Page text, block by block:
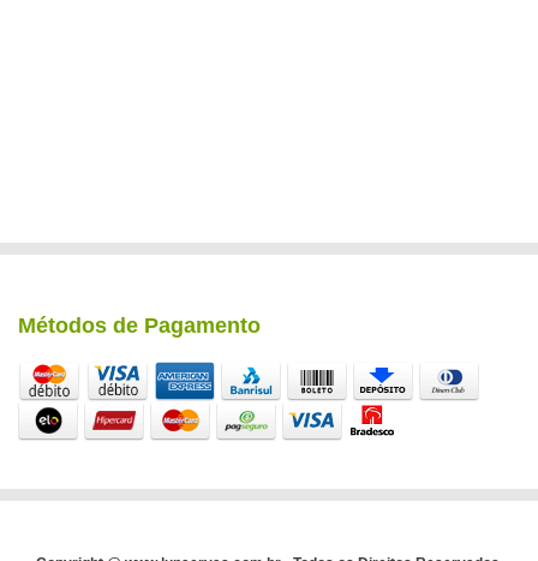
Métodos de Pagamento